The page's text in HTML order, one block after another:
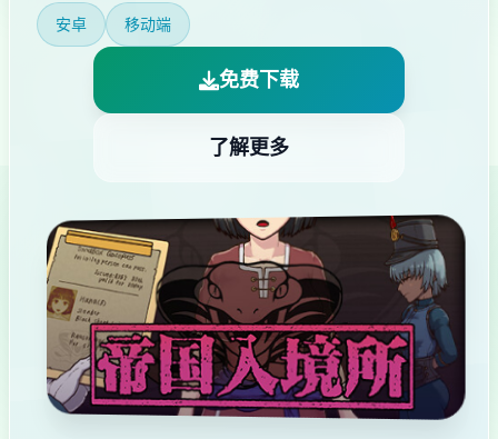
安卓 移动端
免费下载
了解更多